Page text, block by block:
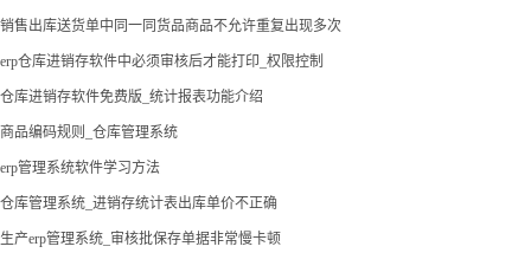
销售出库送货单中同一同货品商品不允许重复出现多次
erp仓库进销存软件中必须审核后才能打印_权限控制
仓库进销存软件免费版_统计报表功能介绍
商品编码规则_仓库管理系统
erp管理系统软件学习方法
仓库管理系统_进销存统计表出库单价不正确
生产erp管理系统_审核批保存单据非常慢卡顿